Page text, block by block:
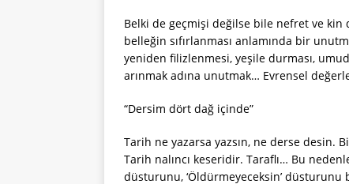
Belki de geçmişi değilse bile nefret ve
belleğin sıfırlanması anlamında bir
yeniden filizlenmesi, yeşile durması,
arınmak adına unutmak… Evrensel
“Dersim dört dağ içinde”
Tarih ne yazarsa yazsın, ne derse desin.
Tarih nalıncı keseridir. Taraflı… Bu
düsturunu, ‘Öldürmeyeceksin’